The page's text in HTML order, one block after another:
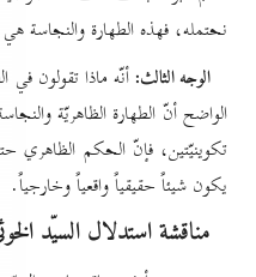
نحتمله، فهذه الطهارة والنجاسة
الوجه الثالث: أنّه ماذا تقولون في
الواضح أنّ الطهارة الظاهريّة
تكوينيّتين، فإنّ الحكم الظاهري
يكون شيئاً حقيقياً واقعياً وخارجياً.
مناقشة استدلال السيّد